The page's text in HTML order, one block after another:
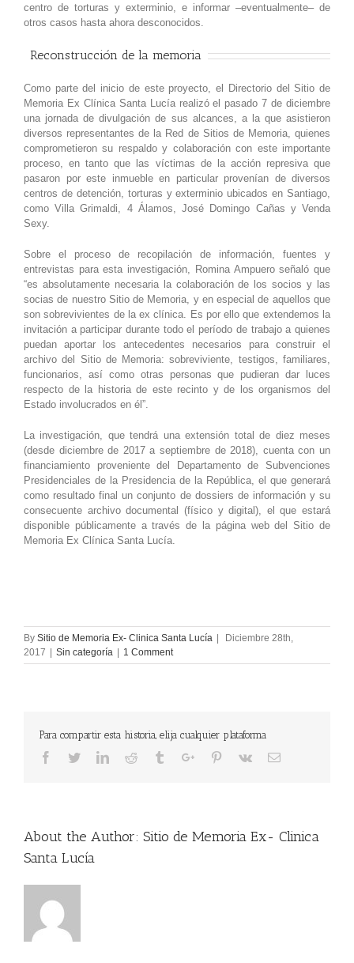
centro de torturas y exterminio, e informar –eventualmente– de
otros casos hasta ahora desconocidos.
Reconstrucción de la memoria
Como parte del inicio de este proyecto, el Directorio del Sitio de
Memoria Ex Clínica Santa Lucía realizó el pasado 7 de diciembre
una jornada de divulgación de sus alcances, a la que asistieron
diversos representantes de la Red de Sitios de Memoria, quienes
comprometieron su respaldo y colaboración con este importante
proceso, en tanto que las víctimas de la acción represiva que
pasaron por este inmueble en particular provenían de diversos
centros de detención, torturas y exterminio ubicados en Santiago,
como Villa Grimaldi, 4 Álamos, José Domingo Cañas y Venda
Sexy.
Sobre el proceso de recopilación de información, fuentes y
entrevistas para esta investigación, Romina Ampuero señaló que
“es absolutamente necesaria la colaboración de los socios y las
socias de nuestro Sitio de Memoria, y en especial de aquellos que
son sobrevivientes de la ex clínica. Es por ello que extendemos la
invitación a participar durante todo el período de trabajo a quienes
puedan aportar los antecedentes necesarios para construir el
archivo del Sitio de Memoria: sobreviviente, testigos, familiares,
funcionarios, así como otras personas que pudieran dar luces
respecto de la historia de este recinto y de los organismos del
Estado involucrados en él”.
La investigación, que tendrá una extensión total de diez meses
(desde diciembre de 2017 a septiembre de 2018), cuenta con un
financiamiento proveniente del Departamento de Subvenciones
Presidenciales de la Presidencia de la República, el que generará
como resultado final un conjunto de dossiers de información y su
consecuente archivo documental (físico y digital), el que estará
disponible públicamente a través de la página web del Sitio de
Memoria Ex Clínica Santa Lucía.
By Sitio de Memoria Ex- Clinica Santa Lucía
Diciembre 28th,
2017
Sin categoría 1 Comment
Para compartir esta historia, elija cualquier plataforma
Facebook
TwitterLinkedinReddit TumblrGoogle+Pinterest
Vk Email
About the Author: Sitio de Memoria Ex- Clinica
Santa Lucía